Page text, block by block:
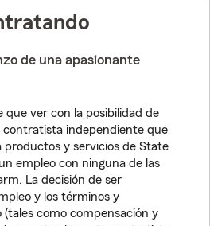
de una apasionante
que ver con la posibilidad de
contratista independiente que
productos y servicios de State
empleo con ninguna de las
La decisión de ser
y los términos y
(tales como compensación y